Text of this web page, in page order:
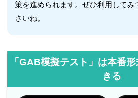
策を進められます。ぜひ利用してみ
さいね。
「GAB模擬テスト」は本番
きる